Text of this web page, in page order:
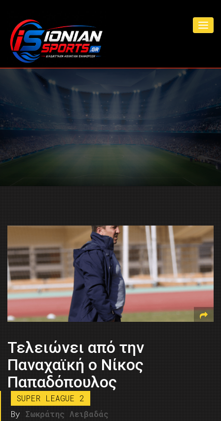
Τελειώνει από την
Παναχαϊκή ο Νίκος
Παπαδόπουλος
SUPER LEAGUE 2
By Σωκράτης Λειβαδάς